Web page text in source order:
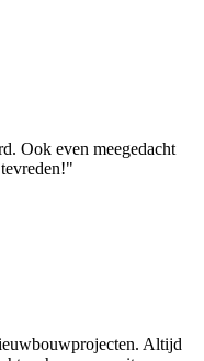
Ook even meegedacht
"
Altijd